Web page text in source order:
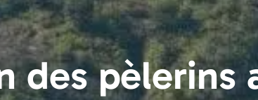
des pèlerins